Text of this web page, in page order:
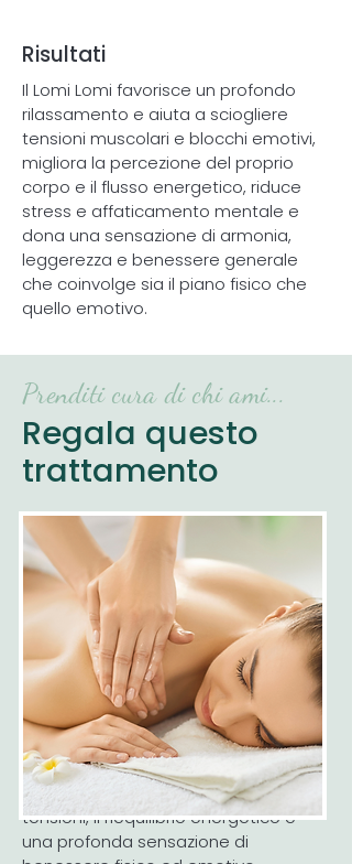
Risultati
Il Lomi Lomi favorisce un profondo
rilassamento e aiuta a sciogliere
tensioni muscolari e blocchi emotivi,
migliora la percezione del proprio
corpo e il flusso energetico, riduce
stress e affaticamento mentale e
dona una sensazione di armonia,
leggerezza e benessere generale
che coinvolge sia il piano fisico che
quello emotivo.
Prenditi cura di chi ami...
Regala questo
trattamento
Il Lomi Lomi è un massaggio che trae
origine dall’antica tradizione
sciamanica hawaiana e si
caratterizza per movimenti ampi,
fluidi e armoniosi che ricordano il
ritmo delle onde del mare, con
l’obiettivo di favorire il rilascio delle
tensioni, il riequilibrio energetico e
una profonda sensazione di